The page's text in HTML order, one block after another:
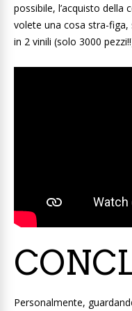
possibile, l’acquisto della
volete una cosa stra-
in 2 vinili (solo 3000
Personalmente,